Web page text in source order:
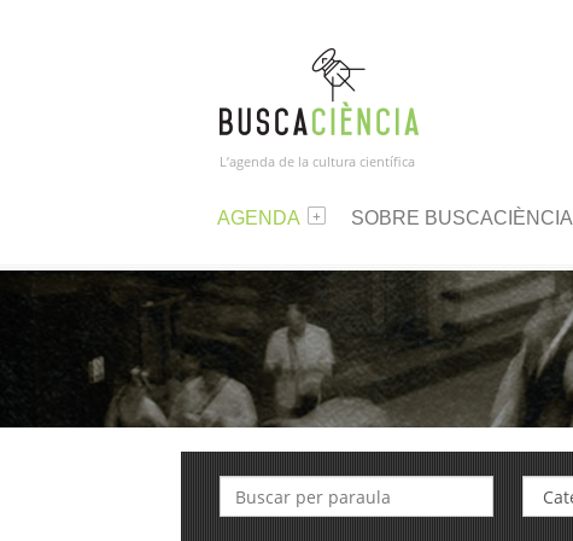
L’agenda de la cultura científica
AGENDA SOBRE BUSCACIÈNCIA